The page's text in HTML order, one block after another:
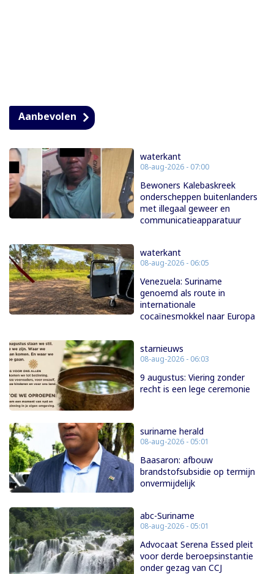
Aanbevolen
waterkant
08-aug-2026 - 07:00
Bewoners Kalebaskreek
onderscheppen buitenlanders
met illegaal geweer en
communicatieapparatuur
waterkant
08-aug-2026 - 06:05
Venezuela: Suriname
genoemd als route in
internationale
cocaïnesmokkel naar Europa
starnieuws
08-aug-2026 - 06:03
9 augustus: Viering zonder
recht is een lege ceremonie
suriname herald
08-aug-2026 - 05:01
Baasaron: afbouw
brandstofsubsidie op termijn
onvermijdelijk
abc-Suriname
08-aug-2026 - 05:01
Advocaat Serena Essed pleit
voor derde beroepsinstantie
onder gezag van CCJ